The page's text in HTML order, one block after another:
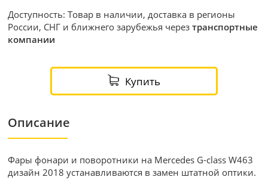
Доступность: Товар в наличии, доставка в регионы
России, СНГ и ближнего зарубежья черезтранспортные
компании
Купить
Описание
Фары фонари и поворотники на Mercedes G-class W463
дизайн 2018 устанавливаются в замен штатной оптики.